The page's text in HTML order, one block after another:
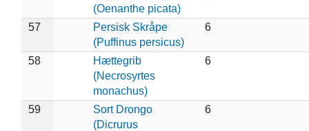
(Oenanthe picata)
57
Persisk Skråpe
(Puffinus persicus)
6
58
Hættegrib
(Necrosyrtes
monachus)
6
59
Sort Drongo
(Dicrurus
6